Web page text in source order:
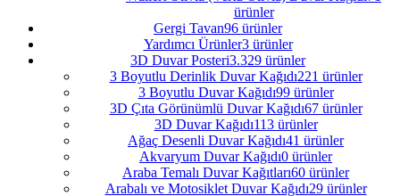
ürünler
Gergi Tavan96 ürünler
Yardımcı Ürünler3 ürünler
3D Duvar Posteri3.329 ürünler
3 Boyutlu Derinlik Duvar Kağıdı221 ürünler
3 Boyutlu Duvar Kağıdı99 ürünler
3D Çıta Görünümlü Duvar Kağıdı67 ürünler
3D Duvar Kağıdı113 ürünler
Ağaç Desenli Duvar Kağıdı41 ürünler
Akvaryum Duvar Kağıdı0 ürünler
Araba Temalı Duvar Kağıtları60 ürünler
Arabalı ve Motosiklet Duvar Kağıdı29 ürünler